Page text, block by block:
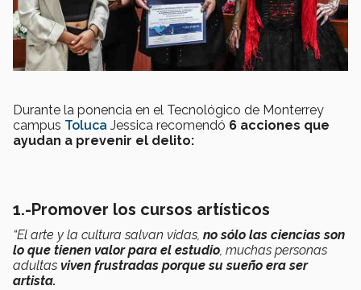
Durante la ponencia en el Tecnológico de Monterrey
campus Toluca Jessica recomendó 6 acciones que
ayudan a prevenir el delito:
1.-Promover los cursos artísticos
“El arte y la cultura salvan vidas, no sólo las ciencias son
lo que tienen valor para el estudio, muchas personas
adultas viven frustradas porque su sueño era ser
artista.